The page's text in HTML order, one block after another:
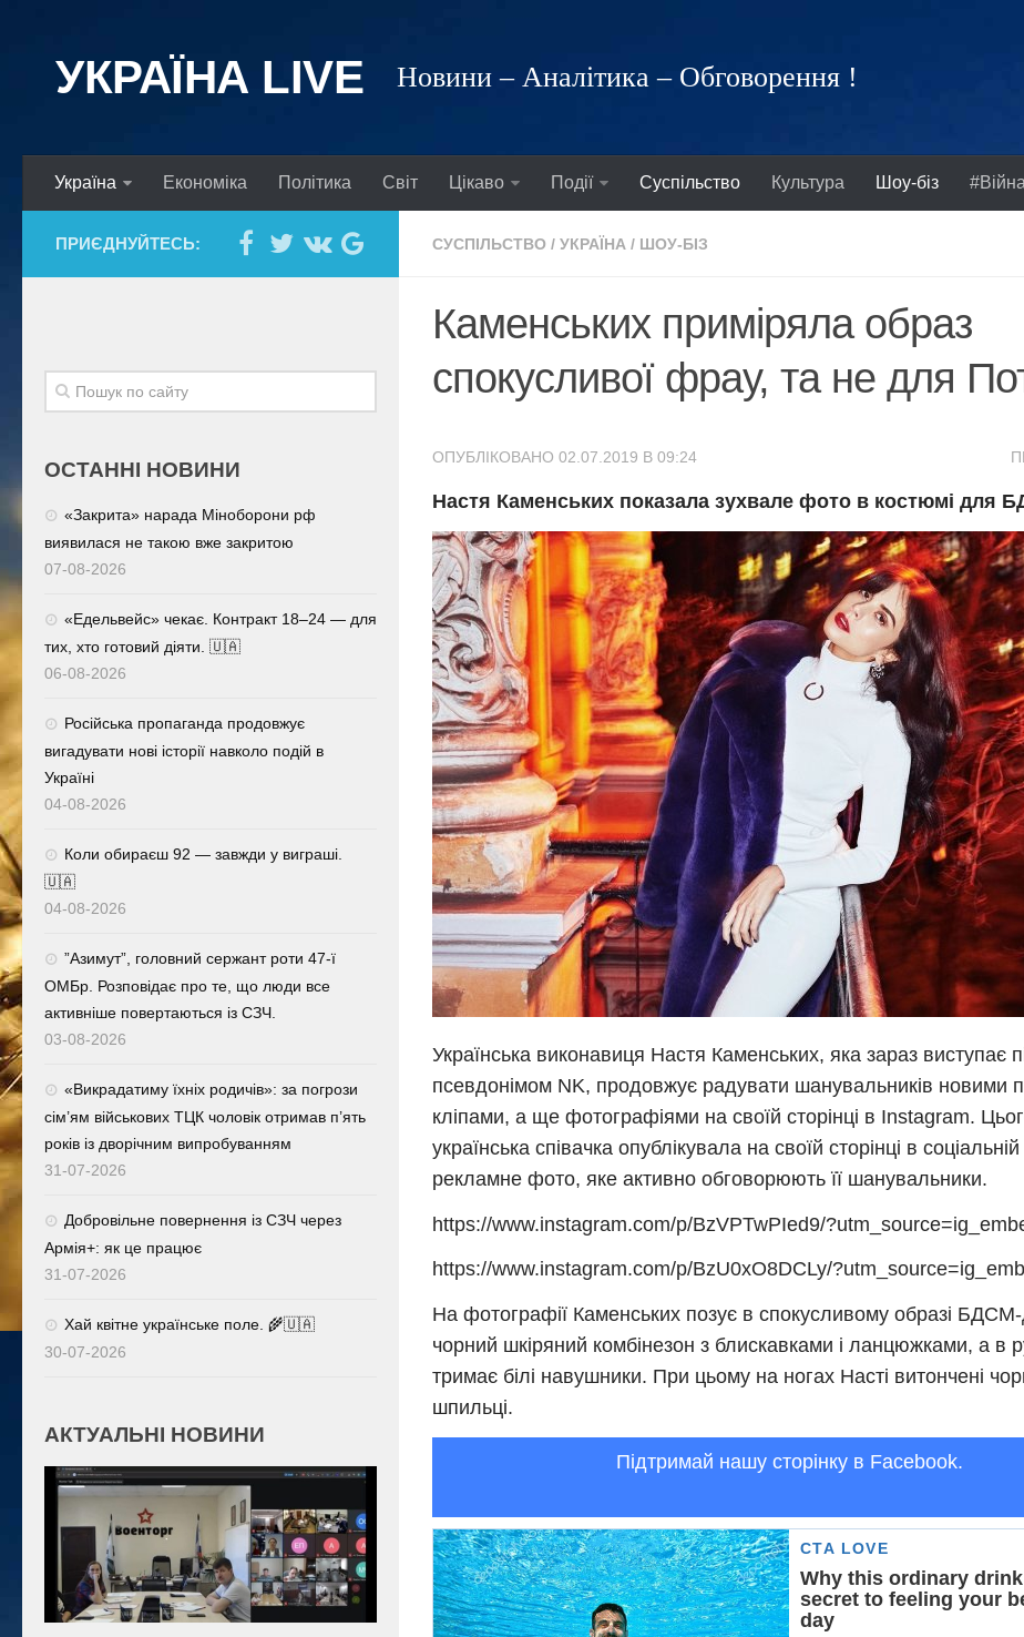
УКРАЇНА LIVE Новини – Аналітика – Обговорення !
Україна Економіка Політика Світ Цікаво Події Суспільство Культура Шоу-біз #Війна
СУСПІЛЬСТВО / УКРАЇНА / ШОУ-БІЗ
Каменських приміряла образ
спокусливої фрау, та не для
ОПУБЛІКОВАНО 02.07.2019 В 09:24
Настя Каменських показала зухвале фото в костюмі для
Українська виконавиця Настя Каменських, яка зараз виступає
псевдонімом NK, продовжує радувати шанувальників новими
кліпами, а ще фотографіями на своїй сторінці в Instagram.
українська співачка опублікувала на своїй сторінці в
рекламне фото, яке активно обговорюють її шанувальники.
https://www.instagram.com/p/BzVPTwPIed9/
https://www.instagram.com/p/BzU0xO8DCLy/
На фотографії Каменських позує в спокусливому образі БДСМ-
чорний шкіряний комбінезон з блискавками і ланцюжками, а в
тримає білі навушники. При цьому на ногах Насті витончені
шпильці.
Підтримай нашу сторінку в Facebook.
ПРИЄДНУЙТЕСЬ:
ОСТАННІ НОВИНИ
«Закрита» нарада Міноборони рф
виявилася не такою вже закритою
07-08-2026
«Едельвейс» чекає. Контракт 18–24 — для
тих, хто готовий діяти. 🇺🇦
06-08-2026
Російська пропаганда продовжує
вигадувати нові історії навколо подій в
Україні
04-08-2026
Коли обираєш 92 — завжди у виграші.
🇺🇦
04-08-2026
⁨”Азимут”, головний сержант роти 47-ї
ОМБр. Розповідає про те, що люди все
активніше повертаються із СЗЧ.
03-08-2026
«Викрадатиму їхніх родичів»: за погрози
сім’ям військових ТЦК чоловік отримав п’ять
років із дворічним випробуванням
31-07-2026
Добровільне повернення із СЗЧ через
Армія+: як це працює
31-07-2026
Хай квітне українське поле. 🌾🇺🇦
30-07-2026
АКТУАЛЬНІ НОВИНИ